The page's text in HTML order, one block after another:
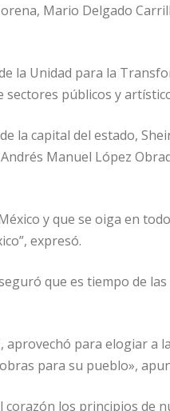
Mario Delgado
la Unidad para la
sectores públicos y
la capital del estado,
Manuel López
y que se oiga en
expresó.
que es tiempo de
para elogiar a
para su pueblo»,
los principios de